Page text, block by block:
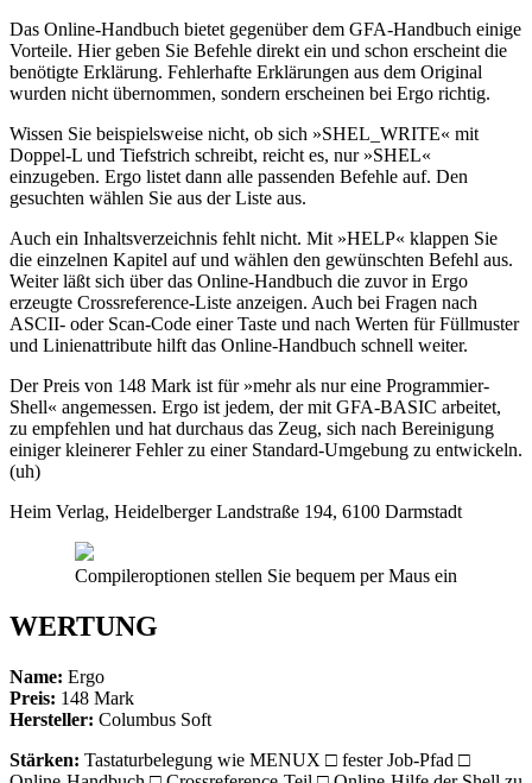
Das Online-Handbuch bietet gegenüber dem GFA-Handbuch einige
Vorteile. Hier geben Sie Befehle direkt ein und schon erscheint die
benötigte Erklärung. Fehlerhafte Erklärungen aus dem Original
wurden nicht übernommen, sondern erscheinen bei Ergo richtig.
Wissen Sie beispielsweise nicht, ob sich »SHEL_WRITE« mit
Doppel-L und Tiefstrich schreibt, reicht es, nur »SHEL«
einzugeben. Ergo listet dann alle passenden Befehle auf. Den
gesuchten wählen Sie aus der Liste aus.
Auch ein Inhaltsverzeichnis fehlt nicht. Mit »HELP« klappen Sie
die einzelnen Kapitel auf und wählen den gewünschten Befehl aus.
Weiter läßt sich über das Online-Handbuch die zuvor in Ergo
erzeugte Crossreference-Liste anzeigen. Auch bei Fragen nach
ASCII- oder Scan-Code einer Taste und nach Werten für Füllmuster
und Linienattribute hilft das Online-Handbuch schnell weiter.
Der Preis von 148 Mark ist für »mehr als nur eine Programmier-
Shell« angemessen. Ergo ist jedem, der mit GFA-BASIC arbeitet,
zu empfehlen und hat durchaus das Zeug, sich nach Bereinigung
einiger kleinerer Fehler zu einer Standard-Umgebung zu entwickeln.
(uh)
Heim Verlag, Heidelberger Landstraße 194, 6100 Darmstadt
Compileroptionen stellen Sie bequem per Maus ein
WERTUNG
Name: Ergo
Preis: 148 Mark
Hersteller: Columbus Soft
Stärken: Tastaturbelegung wie MENUX □ fester Job-Pfad □